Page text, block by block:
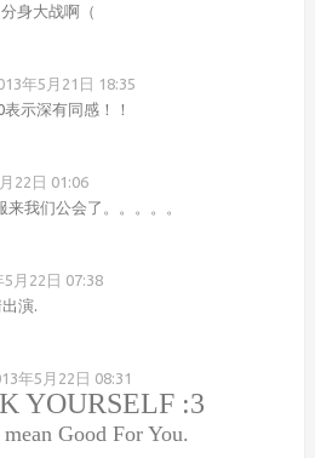
身大战啊（
年5月21日 18:35
示深有同感！！
22日 01:06
来我们公会了。。。。。
5月22日 07:38
演.
年5月22日 08:31
YOURSELF :3
Good For You.